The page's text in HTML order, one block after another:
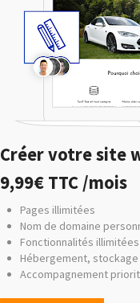
Créer votre site
9,99€ TTC /mois
Pages illimitées
Nom de domaine
Fonctionnalités illimitées
Hébergement,
Accompagnement